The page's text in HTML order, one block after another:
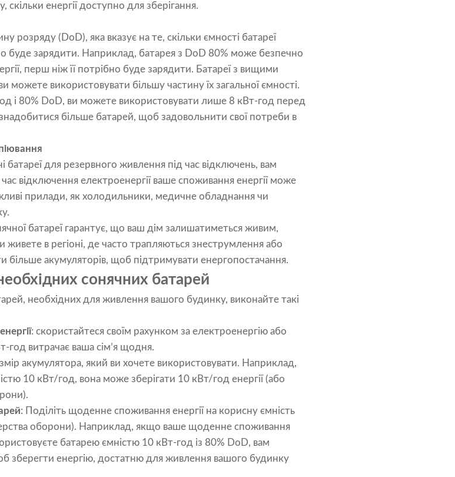
енергії доступно для зберігання.
розряду (DoD), яка вказує на те, скільки ємності батареї
буде зарядити. Наприклад, батарея з DoD 80% може безпечно
перш ніж її потрібно буде зарядити. Батареї з вищими
можете використовувати більшу частину їх загальної ємності.
і 80% DoD, ви можете використовувати лише 8 кВт-год перед
більше батарей, щоб задовольнити свої потреби в
для резервного живлення під час відключень, вам
відключення електроенергії ваше споживання енергії може
прилади, як холодильники, медичне обладнання чи
батареї гарантує, що ваш дім залишатиметься живим,
в регіоні, де часто трапляються знеструмлення або
більше акумуляторів, щоб підтримувати енергопостачання.
сонячних батарей
необхідних для живлення вашого будинку, виконайте такі
: скористайтеся своїм рахунком за електроенергію або
год витрачає ваша сім’я щодня.
акумулятора, який ви хочете використовувати. Наприклад,
10 кВт/год, вона може зберігати 10 кВт/год енергії (або
: Поділіть щоденне споживання енергії на корисну ємність
оборони). Наприклад, якщо ваше щоденне споживання
батарею ємністю 10 кВт-год із 80% DoD, вам
зберегти енергію, достатню для живлення вашого будинку